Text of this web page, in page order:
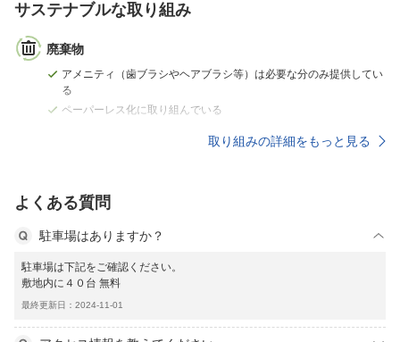
サステナブルな取り組み
廃棄物
アメニティ（歯ブラシやヘアブラシ等）は必要な分のみ提供してい
る
ペーパーレス化に取り組んでいる
取り組みの詳細をもっと見る
よくある質問
駐車場はありますか？
駐車場は下記をご確認ください。
敷地内に４０台 無料
最終更新日：2024-11-01